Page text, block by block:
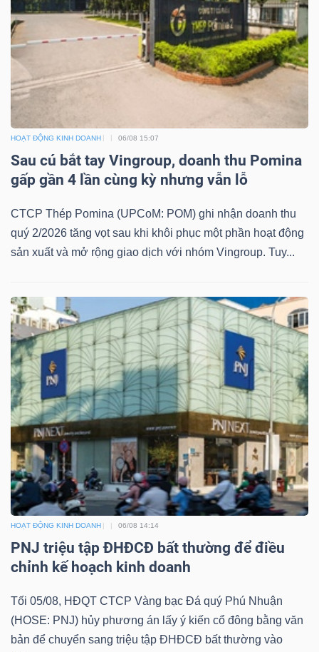
HOẠT ĐỘNG KINH DOANH 06/08 15:07
Sau cú bắt tay Vingroup, doanh thu Pomina
gấp gần 4 lần cùng kỳ nhưng vẫn lỗ
CTCP Thép Pomina (UPCoM: POM) ghi nhận doanh thu
quý 2/2026 tăng vọt sau khi khôi phục một phần hoạt động
sản xuất và mở rộng giao dịch với nhóm Vingroup. Tuy...
HOẠT ĐỘNG KINH DOANH 06/08 14:14
PNJ triệu tập ĐHĐCĐ bất thường để điều
chỉnh kế hoạch kinh doanh
Tối 05/08, HĐQT CTCP Vàng bạc Đá quý Phú Nhuận
(HOSE: PNJ) hủy phương án lấy ý kiến cổ đông bằng văn
bản để chuyển sang triệu tập ĐHĐCĐ bất thường vào